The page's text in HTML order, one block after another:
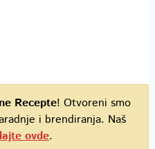
Recepte! Otvoreni smo
i brendiranja. Naš
ovde.